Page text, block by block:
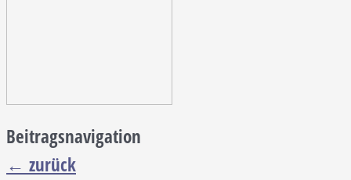
Beitragsnavigation
← zurück